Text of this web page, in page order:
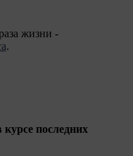
жизни -
.
последних